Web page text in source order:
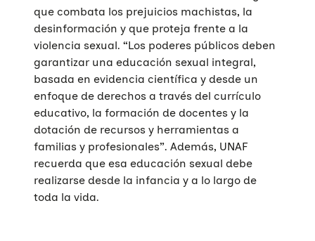
Quiénes somos
Sobre UNAF
Nuestra red
Transparencia
Áreas de acción
Diversidad familiar
Familias reconstituidas
Mediación
Infancia y adolescencia
Qué hacemos
Atención directa
Sensibilización
Formación
Infórmate
Blog
Sala de prensa
COLABORA
Haz tu donación
que combata los prejuicios machistas, la
desinformación y que proteja frente a la
violencia sexual. “Los poderes públicos deben
garantizar una educación sexual integral,
basada en evidencia científica y desde un
enfoque de derechos a través del currículo
educativo, la formación de docentes y la
dotación de recursos y herramientas a
familias y profesionales”. Además, UNAF
recuerda que esa educación sexual debe
realizarse desde la infancia y a lo largo de
toda la vida.